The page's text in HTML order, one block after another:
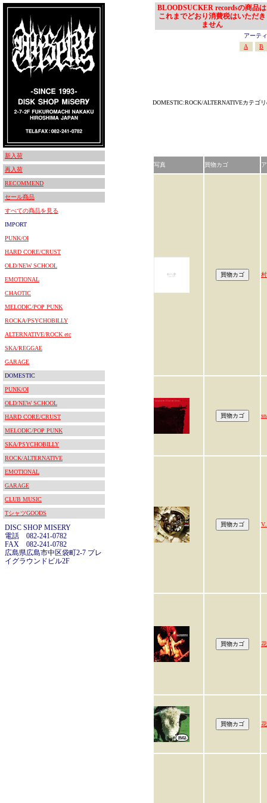
新入荷
再入荷
RECOMMEND
セール商品
すべての商品を見る
IMPORT
PUNK/OI
HARD CORE/CRUST
OLD/NEW SCHOOL
EMOTIONAL
CHAOTIC
MELODIC/POP PUNK
ROCKA/PSYCHOBILLY
ALTERNATIVE/ROCK etc
SKA/REGGAE
GARAGE
DOMESTIC
PUNK/OI
OLD/NEW SCHOOL
HARD CORE/CRUST
MELODIC/POP PUNK
SKA/PSYCHOBILLY
ROCK/ALTERNATIVE
EMOTIONAL
GARAGE
CLUB MUSIC
TシャツGOODS
DISC SHOP MISERY
電話 082-241-0782
FAX 082-241-0782
広島県広島市中区袋町2-7 プレ
イグラウンドビル2F
BLOODSUCKER recordsの商品は
これまでどおり消費税はいただき
ません
アーテ
A
B
DOMESTIC:ROCK/ALTERNATIVEカテゴ
写真 買物カゴ